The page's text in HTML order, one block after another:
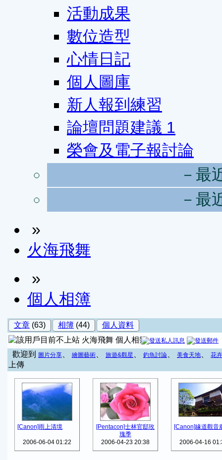
活動成果
數位造型
心情日記
個人圖庫
新人報到練習
論壇問題建議 1
榮會及電子報討論
－最
－最
»
火海飛舞
»
個人相簿
文章 (63) 相簿 (44)
個人資料
火海飛舞 個人相簿
歡迎到
圖片分享 繪圖藝術 旅遊&觀星 釣魚討論 美食天地 花
上傳
[Canon]雨上清境
2006-06-04 01:22
[Pentacon]士林官邸玫
瑰季
2006-04-23 20:38
[Canon]緣道觀音
2006-04-16